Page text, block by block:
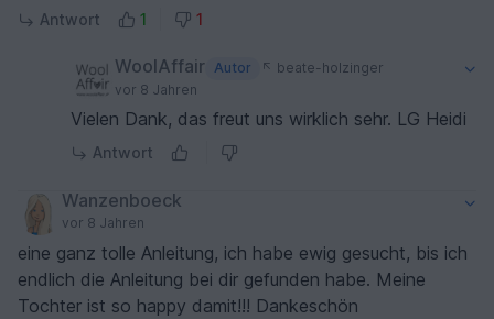
Antwort 1 1
WoolAffair Autor
beate-holzinger
vor 8 Jahren
Vielen Dank, das freut uns wirklich sehr. LG Heidi
Antwort
Wanzenboeck
vor 8 Jahren
eine ganz tolle Anleitung, ich habe ewig gesucht, bis ich
endlich die Anleitung bei dir gefunden habe. Meine
Tochter ist so happy damit!!! Dankeschön